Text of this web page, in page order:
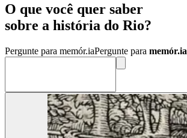
O que você quer saber
sobre a história do Rio?
Pergunte para memór.iaPergunte para memór.ia